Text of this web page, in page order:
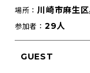
場所：川崎市麻生
参加者： 29人
GUEST